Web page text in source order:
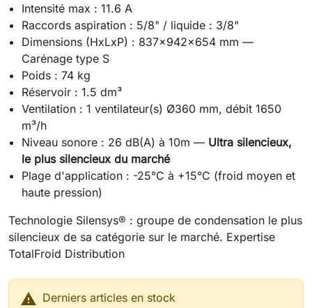
Intensité max : 11.6 A
Raccords aspiration : 5/8" / liquide : 3/8"
Dimensions (HxLxP) : 837x942x654 mm —
Carénage type S
Poids : 74 kg
Réservoir : 1.5 dm³
Ventilation : 1 ventilateur(s) Ø360 mm, débit 1650
m³/h
Niveau sonore : 26 dB(A) à 10m — Ultra silencieux,
le plus silencieux du marché
Plage d'application : -25°C à +15°C (froid moyen et
haute pression)
Technologie Silensys® : groupe de condensation le plus
silencieux de sa catégorie sur le marché. Expertise
TotalFroid Distribution
 Derniers articles en stock